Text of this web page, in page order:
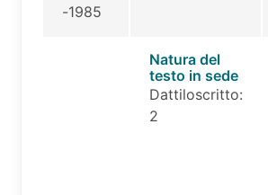
-1985
Natura del
testo in sede
Dattiloscritto:
2